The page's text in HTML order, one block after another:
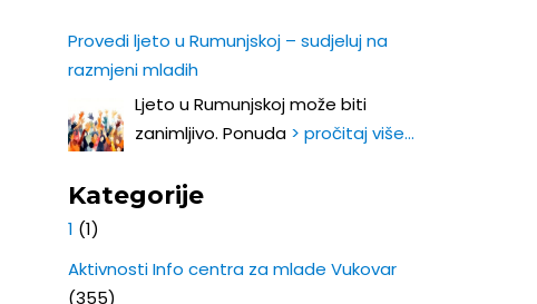
Provedi ljeto u Rumunjskoj – sudjeluj na
razmjeni mladih
Ljeto u Rumunjskoj može biti
zanimljivo. Ponuda > pročitaj više…
Kategorije
1 (1)
Aktivnosti Info centra za mlade Vukovar
(355)